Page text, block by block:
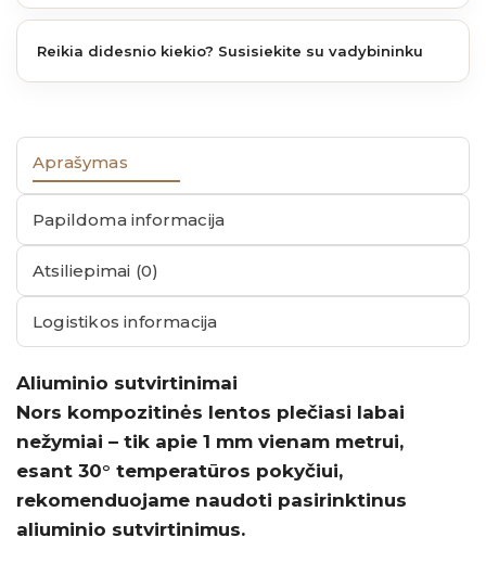
Reikia didesnio kiekio? Susisiekite su vadybininku
Aprašymas
Papildoma informacija
Atsiliepimai (0)
Logistikos informacija
Aliuminio sutvirtinimai
Nors kompozitinės lentos plečiasi labai
nežymiai – tik apie 1 mm vienam metrui,
esant 30° temperatūros pokyčiui,
rekomenduojame naudoti pasirinktinus
aliuminio sutvirtinimus.